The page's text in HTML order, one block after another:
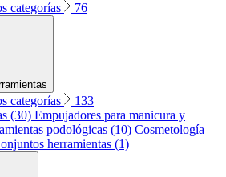
categorías 76
categorías
133
(30) Empujadores para manicura y
podológicas (10) Cosmetología
herramientas (1)